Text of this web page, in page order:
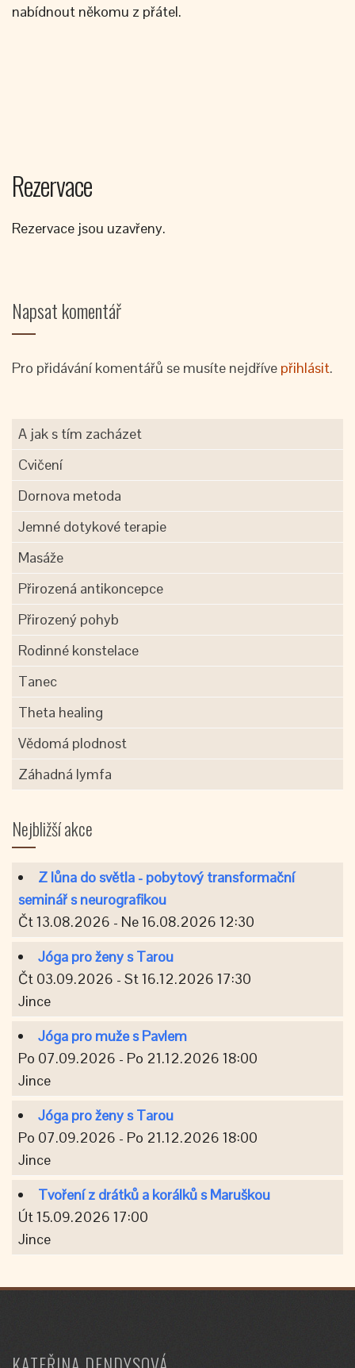
nabídnout někomu z přátel.
Rezervace
Rezervace jsou uzavřeny.
Napsat komentář
Pro přidávání komentářů se musíte nejdříve přihlásit.
A jak s tím zacházet
Cvičení
Dornova metoda
Jemné dotykové terapie
Masáže
Přirozená antikoncepce
Přirozený pohyb
Rodinné konstelace
Tanec
Theta healing
Vědomá plodnost
Záhadná lymfa
Nejbližší akce
Z lůna do světla - pobytový transformační
seminář s neurografikou
Čt 13.08.2026 - Ne 16.08.2026 12:30
Jóga pro ženy s Tarou
Čt 03.09.2026 - St 16.12.2026 17:30
Jince
Jóga pro muže s Pavlem
Po 07.09.2026 - Po 21.12.2026 18:00
Jince
Jóga pro ženy s Tarou
Po 07.09.2026 - Po 21.12.2026 18:00
Jince
Tvoření z drátků a korálků s Maruškou
Út 15.09.2026 17:00
Jince